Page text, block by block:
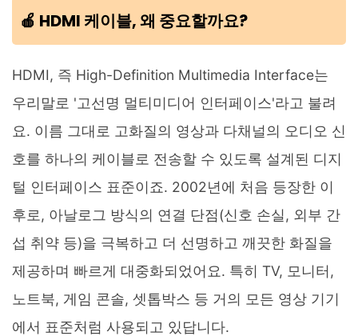
🍎 HDMI 케이블, 왜 중요할까요?
HDMI, 즉 High-Definition Multimedia Interface는
우리말로 '고선명 멀티미디어 인터페이스'라고 불려
요. 이름 그대로 고화질의 영상과 다채널의 오디오 신
호를 하나의 케이블로 전송할 수 있도록 설계된 디지
털 인터페이스 표준이죠. 2002년에 처음 등장한 이
후로, 아날로그 방식의 연결 단점(신호 손실, 외부 간
섭 취약 등)을 극복하고 더 선명하고 깨끗한 화질을
제공하며 빠르게 대중화되었어요. 특히 TV, 모니터,
노트북, 게임 콘솔, 셋톱박스 등 거의 모든 영상 기기
에서 표준처럼 사용되고 있답니다.